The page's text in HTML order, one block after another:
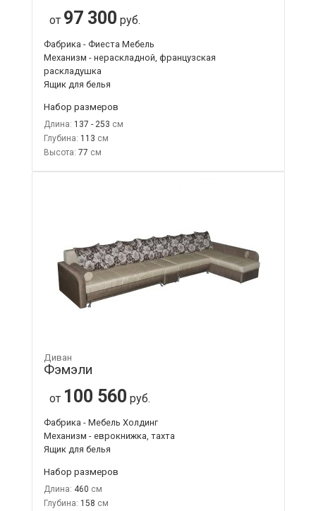
от 97 300 руб.
Фабрика - Фиеста Мебель
Механизм - нераскладной, французская
раскладушка
Ящик для белья
Набор размеров
Длина: 137 - 253
Глубина: 113
Высота: 77
Диван
Фэмэли
от 100 560 руб.
Фабрика - Мебель Холдинг
Механизм - еврокнижка, тахта
Ящик для белья
Набор размеров
Длина: 460
Глубина: 158